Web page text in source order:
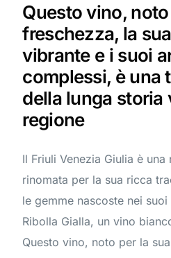
Questo vino,
freschezza, la
vibrante e i suoi
complessi, è una
della lunga storia
regione
Il Friuli Venezia Giulia è una
rinomata per la sua ricca
le gemme nascoste nei
Ribolla Gialla, un vino
Questo vino, noto per la